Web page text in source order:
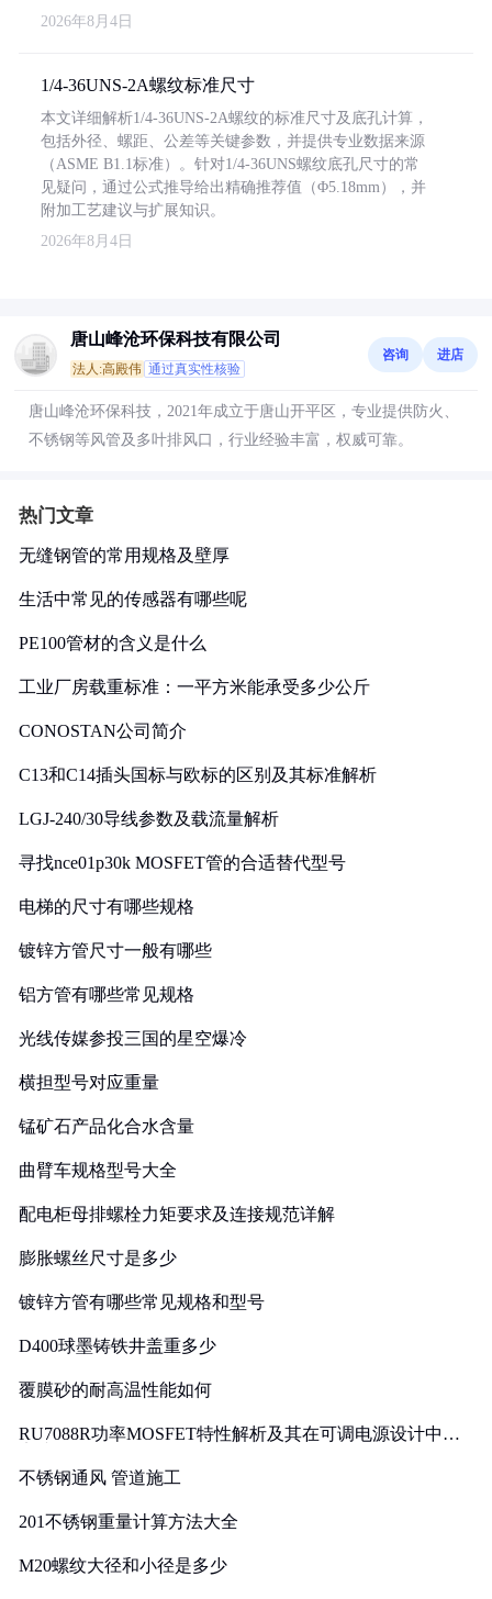
2026年8月4日
1/4-36UNS-2A螺纹标准尺寸
本文详细解析1/4-36UNS-2A螺纹的标准尺寸及底孔计算，
包括外径、螺距、公差等关键参数，并提供专业数据来源
（ASME B1.1标准）。针对1/4-36UNS螺纹底孔尺寸的常
见疑问，通过公式推导给出精确推荐值（Φ5.18mm），并
附加工艺建议与扩展知识。
2026年8月4日
唐山峰沧环保科技有限公司
法人:高殿伟 通过真实性核验
咨询 进店
唐山峰沧环保科技，2021年成立于唐山开平区，专业提供防火、
不锈钢等风管及多叶排风口，行业经验丰富，权威可靠。
热门文章
无缝钢管的常用规格及壁厚
生活中常见的传感器有哪些呢
PE100管材的含义是什么
工业厂房载重标准：一平方米能承受多少公斤
CONOSTAN公司简介
C13和C14插头国标与欧标的区别及其标准解析
LGJ-240/30导线参数及载流量解析
寻找nce01p30k MOSFET管的合适替代型号
电梯的尺寸有哪些规格
镀锌方管尺寸一般有哪些
铝方管有哪些常见规格
光线传媒参投三国的星空爆冷
横担型号对应重量
锰矿石产品化合水含量
曲臂车规格型号大全
配电柜母排螺栓力矩要求及连接规范详解
膨胀螺丝尺寸是多少
镀锌方管有哪些常见规格和型号
D400球墨铸铁井盖重多少
覆膜砂的耐高温性能如何
RU7088R功率MOSFET特性解析及其在可调电源设计中的
不锈钢通风 管道施工
201不锈钢重量计算方法大全
M20螺纹大径和小径是多少